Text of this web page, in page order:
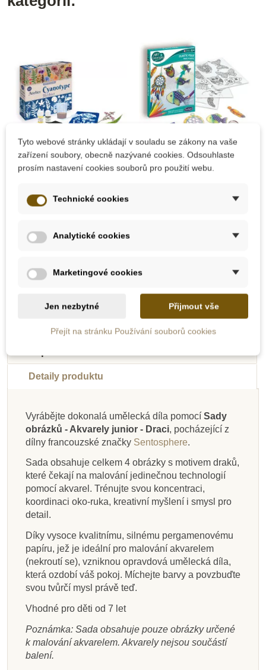
Skladem
Kyanotypie -
Herbářská dílna
886 Kč
Přidat do košíku
Skladem
Přidat do košíku
Skladem
Sentosphere Sada
obrázků - Akvarely
junior - Koně
Přidat do košíku
Doporučené
Skladem
Sentosphere
Akvarely junior -
Papoušci
Přidat do košíku
Skladem
JIRI MODELS
Příprava na psaní -
Kolečka a spirály
Přidat do košíku
Skladem
Oxybul Stíratelný
blok
Přidat do košíku
Skladem
Sentosphere
Akvarely junior -
Dinosauři
Přidat do košíku
Skladem
Sentosphere
Akvarely - Hmyzí říše
Přidat do košíku
Skladem
Goki Magická
tabulka, velká
Přidat do košíku
Novinka
Do školy
Skladem
Sentosphere
Akvarely mini - Motýli
Přidat do košíku
Detaily produktu
Vyrábějte dokonalá umělecká díla pomocí Sady
obrázků - Akvarely junior - Draci, pocházející z
dílny francouzské značky Sentosphere.
Sada obsahuje celkem 4 obrázky s motivem draků,
které čekají na malování jedinečnou technologií
pomocí akvarel. Trénujte svou koncentraci,
koordinaci oko-ruka, kreativní myšlení i smysl pro
detail.
Díky vysoce kvalitnímu, silnému pergamenovému
papíru, jež je ideální pro malování akvarelem
(nekroutí se), vzniknou opravdová umělecká díla,
která ozdobí váš pokoj. Míchejte barvy a povzbuďte
svou tvůrčí mysl právě teď.
Vhodné pro děti od 7 let
Poznámka: Sada obsahuje pouze obrázky určené
k malování akvarelem. Akvarely nejsou součástí
balení.
Tyto webové stránky ukládají v souladu se zákony na vaše
zařízení soubory, obecně nazývané cookies. Odsouhlaste
prosím nastavení cookies souborů pro použití webu.
Technické cookies
Analytické cookies
Marketingové cookies
Jen nezbytné Přijmout vše
Přejít na stránku Používání souborů cookies